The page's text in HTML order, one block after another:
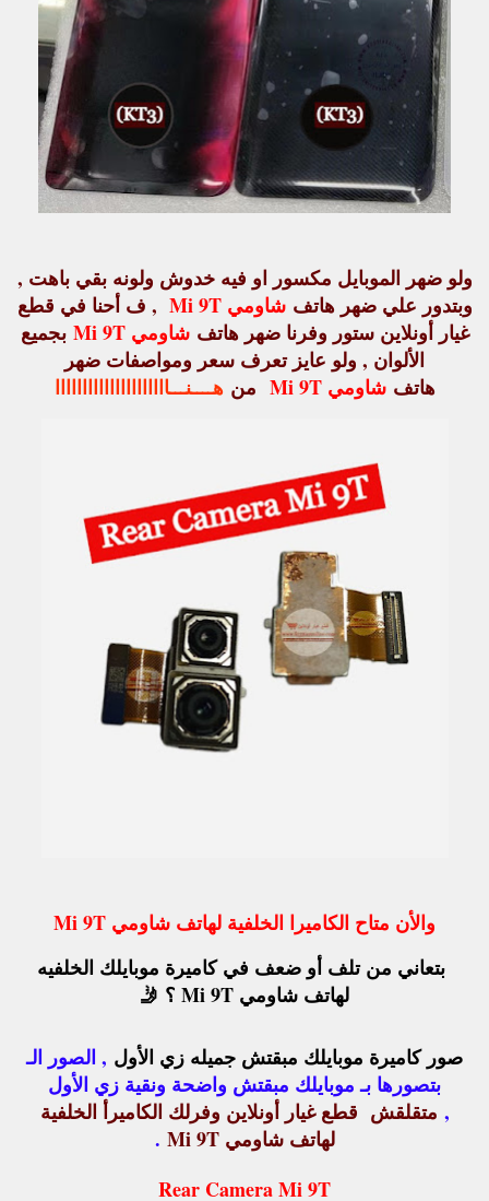
ولو ضهر الموبايل مكسور او فيه خدوش ولونه بقي باهت ,
وبتدور علي ضهر هاتف شاومي Mi 9T
, ف أحنا في قطع
غيار أونلاين ستور وفرنا ضهر هاتفشاومي Mi 9T
بجميع
الألوان , ولو عايز تعرف سعر ومواصفات ضهر
هاتفشاومي Mi 9T من هــــنـــااااااااااااااااااااا
والأن متاح الكاميرا الخلفية لهاتف شاومي Mi 9T
بتعاني من تلف أو ضعف في كاميرة موبايلك الخلفيه
لهاتف شاومي Mi 9T ؟ 🤳
صور كاميرة موبايلك مبقتش جميله زي الأول , الصور الـ
بتصورها بـ موبايلك مبقتش واضحة ونقية زي الأول
, متقلقش قطع غيار أونلاين وفرلك الكاميرأ الخلفية
لهاتف شاومي Mi 9T
.
Rear Camera Mi 9T